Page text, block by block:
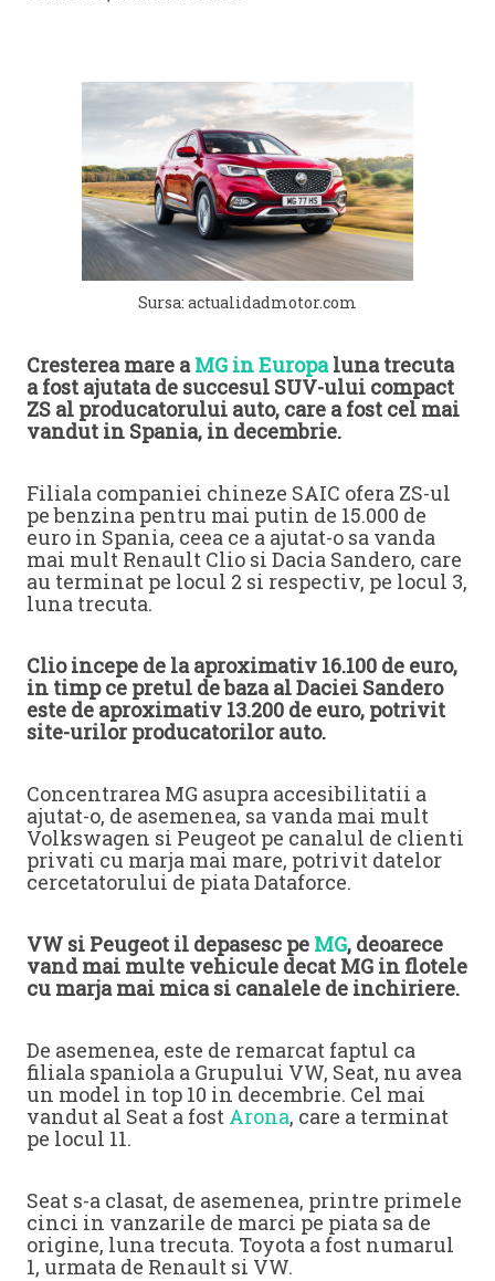
Sursa: actualidadmotor.com
Cresterea mare aMG in Europaluna trecuta
a fost ajutata de succesul SUV-ului compact
ZS al producatorului auto, care a fost cel mai
vandut in Spania, in decembrie.
Filiala companiei chineze SAIC ofera ZS-ul
pe benzina pentru mai putin de 15.000 de
euro in Spania, ceea ce a ajutat-o ​​sa vanda
mai mult Renault Clio si Dacia Sandero, care
au terminat pe locul 2 si respectiv, pe locul 3,
luna trecuta.
Clio incepe de la aproximativ 16.100 de euro,
in timp ce pretul de baza al Daciei Sandero
este de aproximativ 13.200 de euro, potrivit
site-urilor producatorilor auto.
Concentrarea MG asupra accesibilitatii a
ajutat-o, de asemenea, sa vanda mai mult
Volkswagen si Peugeot pe canalul de clienti
privati cu marja mai mare, potrivit datelor
cercetatorului de piata Dataforce.
VW si Peugeot il depasesc pe MG, deoarece
vand mai multe vehicule decat MG in flotele
cu marja mai mica si canalele de inchiriere.
De asemenea, este de remarcat faptul ca
filiala spaniola a Grupului VW, Seat, nu avea
un model in top 10 in decembrie. Cel mai
vandut al Seat a fost Arona, care a terminat
pe locul 11.
Seat s-a clasat, de asemenea, printre primele
cinci in vanzarile de marci pe piata sa de
origine, luna trecuta. Toyota a fost numarul
1, urmata de Renault si VW.